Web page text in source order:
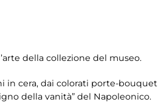
della collezione del museo.
in cera, dai colorati porte-bouquet
della vanità” del Napoleonico.